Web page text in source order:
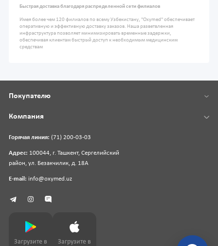
Быстрая доставка благодаря распределенной сети филиалов
Имея более чем 120 филиалов по всему Узбекистану, "Oxymed" обеспечивает
оперативную и эффективную доставку заказов. Наша разветвленная
инфраструктура позволяет минимизировать временные задержки,
обеспечивая клиентам быстрый доступ к необходимым медицинским
средствам
Горячая линия: (71) 200-03-03
Адрес: 100044, г. Ташкент, Сергелийский
район, ул. Безакчилик, д. 18А
E-mail: info@oxymed.uz
Покупателю
Компания
Загрузите в Загрузите в